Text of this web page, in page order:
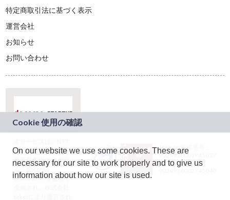
特定商取引法に基づく表示
運営会社
お知らせ
お問い合わせ
ドコモグループの新
規事業創出プログラ
ム「docomo
STARTUP」を通じて
JASRAC許諾番号：
9024936001Y45037
JASRAC許諾番号：
On our website we use some cookies. These are
necessary for our site to work properly and to give us
information about how our site is used.